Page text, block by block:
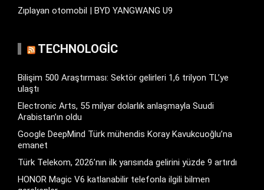
Zıplayan otomobil | BYD YANGWANG U9
TECHNOLOGIC
Bilişim 500 Araştırması: Sektör gelirleri 1,6 trilyon TL’ye
ulaştı
Electronic Arts, 55 milyar dolarlık anlaşmayla Suudi
Arabistan’ın oldu
Google DeepMind Türk mühendis Koray Kavukcuoğlu’na
emanet
Türk Telekom, 2026’nın ilk yarısında gelirini yüzde 9 artırdı
HONOR Magic V6 katlanabilir telefonla ilgili bilmen